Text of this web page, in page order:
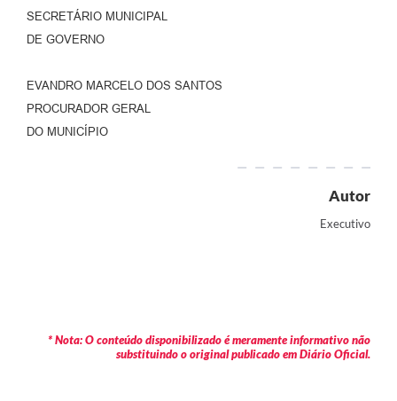
SECRETÁRIO MUNICIPAL
DE GOVERNO
EVANDRO MARCELO DOS SANTOS
PROCURADOR GERAL
DO MUNICÍPIO
Autor
Executivo
* Nota: O conteúdo disponibilizado é meramente informativo não
substituindo o original publicado em Diário Oficial.